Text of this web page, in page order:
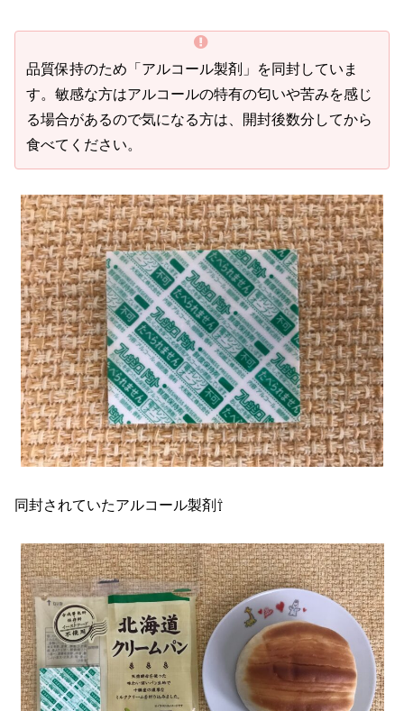
品質保持のため「アルコール製剤」を同封していま
す。敏感な方はアルコールの特有の匂いや苦みを感じ
る場合があるので気になる方は、開封後数分してから
食べてください。
同封されていたアルコール製剤⇧